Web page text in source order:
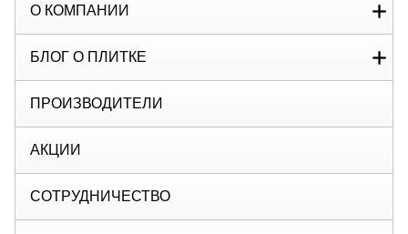
О КОМПАНИИ
БЛОГ О ПЛИТКЕ
ПРОИЗВОДИТЕЛИ
АКЦИИ
СОТРУДНИЧЕСТВО